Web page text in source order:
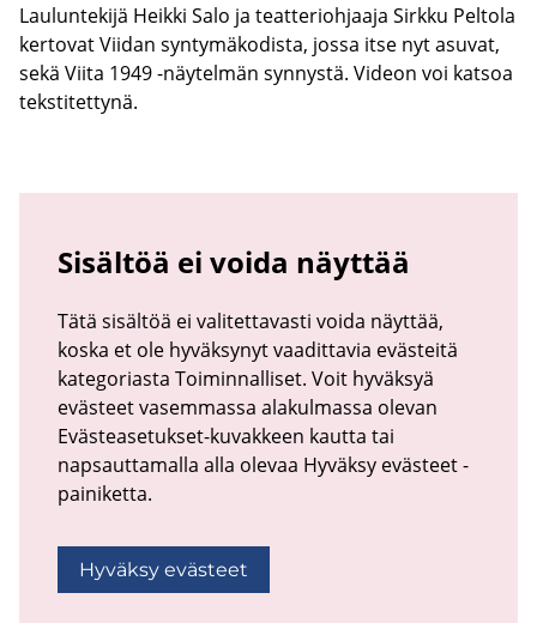
Lau­lun­te­ki­jä Heik­ki Salo ja teat­te­rioh­jaa­ja Sirk­ku Pel­to­la
ker­to­vat Vii­dan syn­ty­mä­ko­dis­ta, jossa itse nyt asu­vat,
sekä Viita 1949 -​näytelmän syn­nys­tä. Vi­deon voi kat­soa
teks­ti­tet­ty­nä.
Sisältöä ei voida näyttää
Tätä sisältöä ei valitettavasti voida näyttää,
koska et ole hyväksynyt vaadittavia evästeitä
kategoriasta Toiminnalliset. Voit hyväksyä
evästeet vasemmassa alakulmassa olevan
Evästeasetukset-kuvakkeen kautta tai
napsauttamalla alla olevaa Hyväksy evästeet -
painiketta.
Hyväksy evästeet